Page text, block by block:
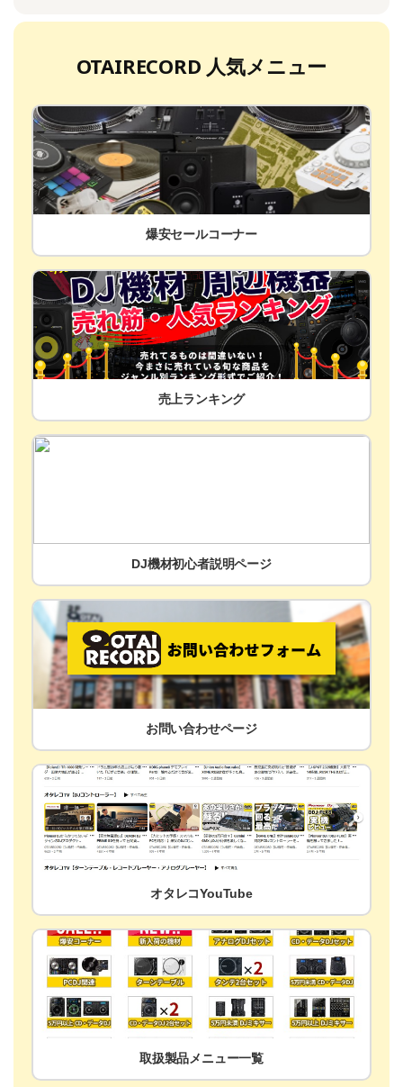
OTAIRECORD 人気メニュー
爆安セールコーナー
売上ランキング
DJ機材初心者説明ページ
お問い合わせページ
オタレコYouTube
取扱製品メニュー一覧